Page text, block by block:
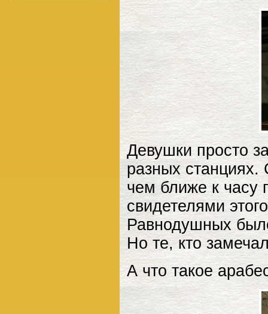
Девушки просто
разных
чем ближе к часу
свидетелями
Равнодушных
Но те, кто
А что такое